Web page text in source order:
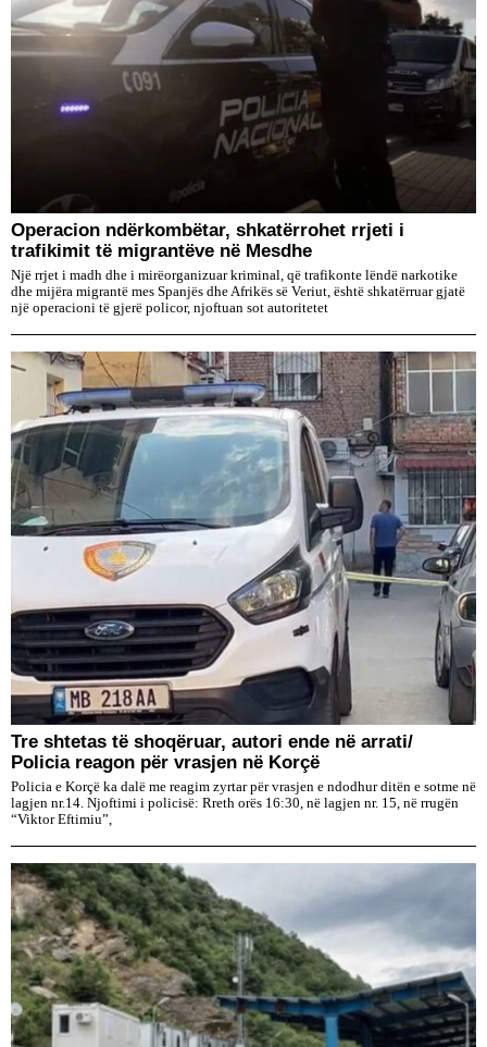
Operacion ndërkombëtar, shkatërrohet rrjeti i
trafikimit të migrantëve në Mesdhe
Një rrjet i madh dhe i mirëorganizuar kriminal, që trafikonte lëndë narkotike
dhe mijëra migrantë mes Spanjës dhe Afrikës së Veriut, është shkatërruar gjatë
një operacioni të gjerë policor, njoftuan sot autoritetet
Tre shtetas të shoqëruar, autori ende në arrati/
Policia reagon për vrasjen në Korçë
Policia e Korçë ka dalë me reagim zyrtar për vrasjen e ndodhur ditën e sotme në
lagjen nr.14. Njoftimi i policisë: Rreth orës 16:30, në lagjen nr. 15, në rrugën
“Viktor Eftimiu”,